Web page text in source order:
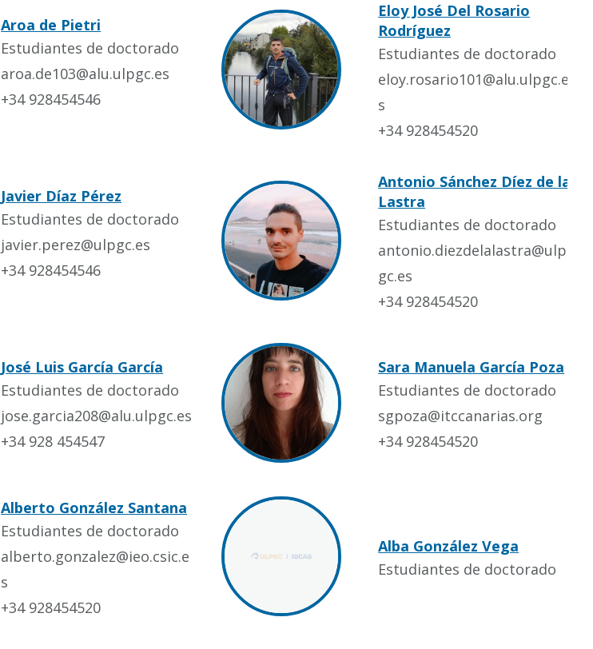
Aroa de Pietri
Estudiantes de doctorado
aroa.de103@alu.ulpgc.es
+34 928454546
Eloy José Del Rosario
Rodríguez
Estudiantes de doctorado
eloy.rosario101@alu.ulpgc.e
s
+34 928454520
Javier Díaz Pérez
Estudiantes de doctorado
javier.perez@ulpgc.es
+34 928454546
Antonio Sánchez Díez de la
Lastra
Estudiantes de doctorado
antonio.diezdelalastra@ulp
gc.es
+34 928454520
José Luis García García
Estudiantes de doctorado
jose.garcia208@alu.ulpgc.es
+34 928 454547
Sara Manuela García Poza
Estudiantes de doctorado
sgpoza@itccanarias.org
+34 928454520
Alberto González Santana
Estudiantes de doctorado
alberto.gonzalez@ieo.csic.e
s
+34 928454520
Alba González Vega
Estudiantes de doctorado